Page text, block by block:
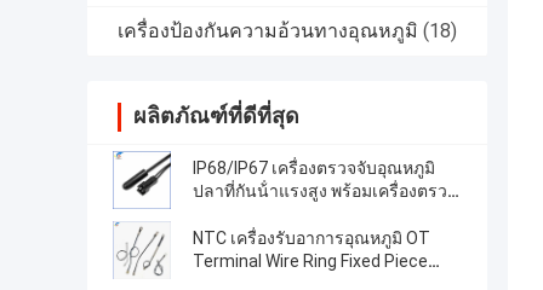
เครื่องป้องกันความอ้วนทางอุณหภูมิ (18)
ผลิตภัณฑ์ที่ดีที่สุด
IP68/IP67 เครื่องตรวจจับอุณหภูมิ
ปลาที่กันน้ําแรงสูง พร้อมเครื่องตรวจ
NTC เครื่องรับอาการอุณหภูมิ OT
Terminal Wire Ring Fixed Piece